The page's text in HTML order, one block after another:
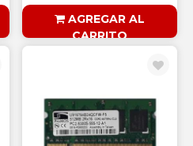
AGREGAR AL
CARRITO